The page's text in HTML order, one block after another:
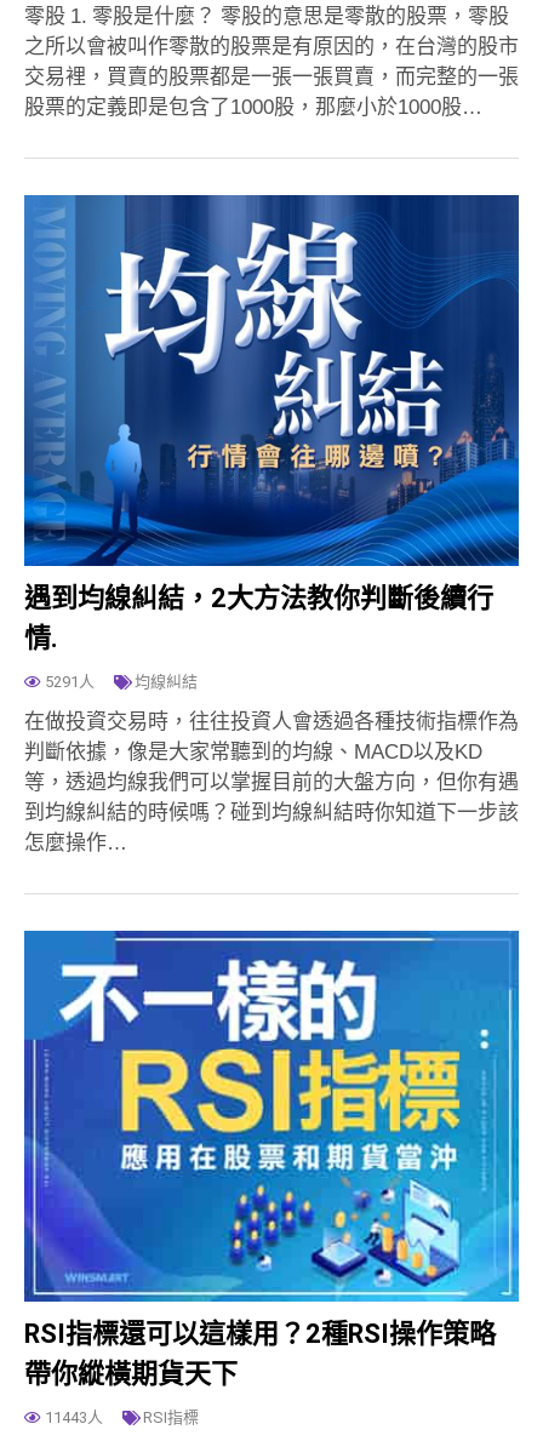
零股 1. 零股是什麼？ 零股的意思是零散的股票，零股
之所以會被叫作零散的股票是有原因的，在台灣的股市
交易裡，買賣的股票都是一張一張買賣，而完整的一張
股票的定義即是包含了1000股，那麼小於1000股…
遇到均線糾結，2大方法教你判斷後續行
情.
5291人 均線糾結
在做投資交易時，往往投資人會透過各種技術指標作為
判斷依據，像是大家常聽到的均線、MACD以及KD
等，透過均線我們可以掌握目前的大盤方向，但你有遇
到均線糾結的時候嗎？碰到均線糾結時你知道下一步該
怎麼操作…
RSI指標還可以這樣用？2種RSI操作策略
帶你縱橫期貨天下
11443人 RSI指標